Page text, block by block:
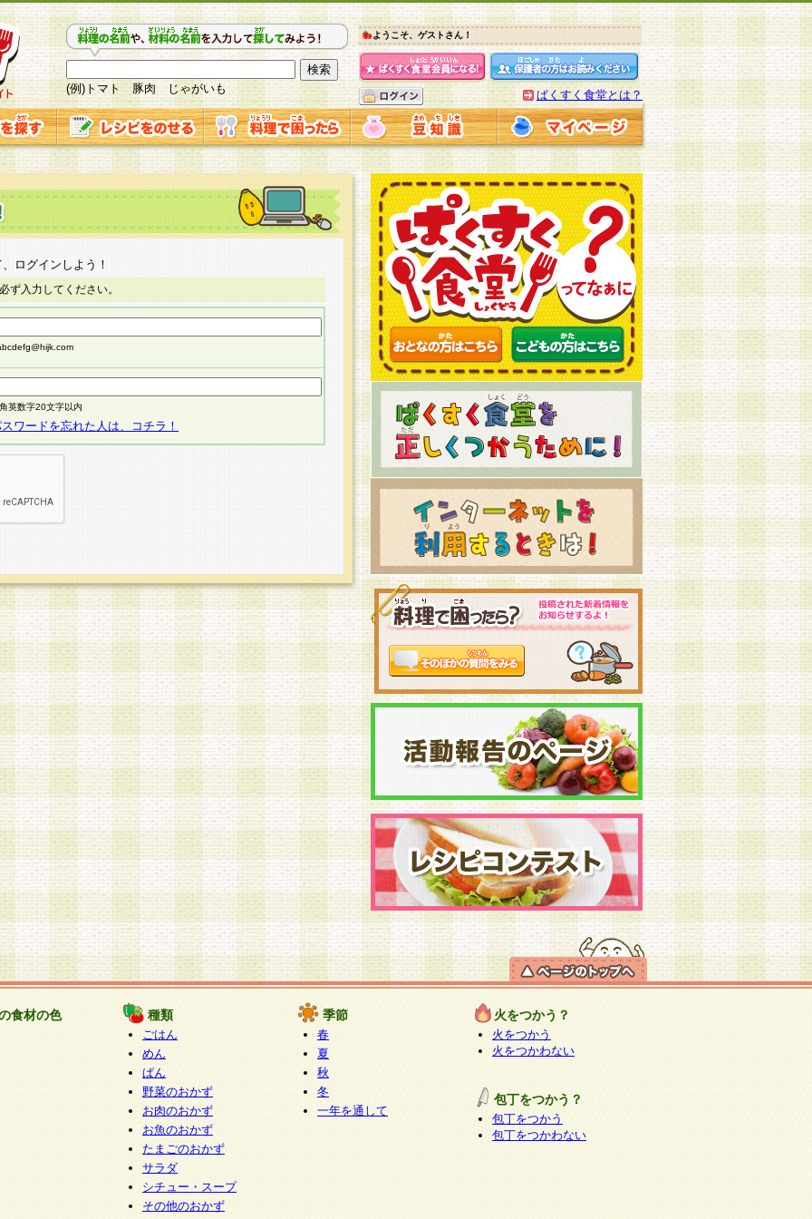
(例)トマト 豚肉 じゃがいも
ようこそ、ゲストさん！
ぱくすく食堂とは？
ログインしよう！
ず入力してください。
英数字20文字以内
ワードを忘れた人は、コチラ！
食材の色 種類
ごはん
めん
ぱん
野菜のおかず
お肉のおかず
お魚のおかず
たまごのおかず
サラダ
シチュー・スープ
その他のおかず
季節
春
夏
秋
冬
一年を通して
火をつかう？
火をつかう
火をつかわない
包丁をつかう？
包丁をつかう
包丁をつかわない